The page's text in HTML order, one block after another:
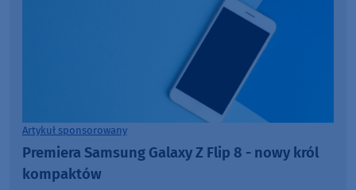
Artykuł sponsorowany
Premiera Samsung Galaxy Z Flip 8 - nowy król
kompaktów